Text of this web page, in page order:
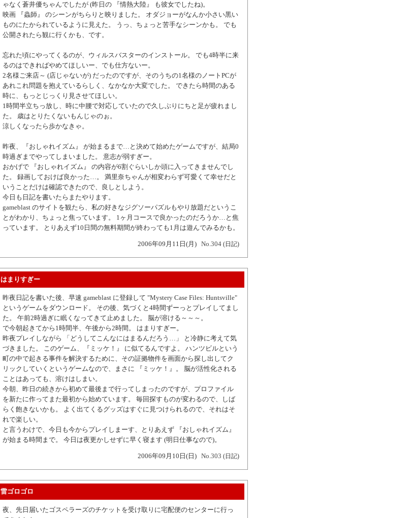
ゃなく蒼井優ちゃんでしたが (昨日の 『情熱大陸』 も彼女でしたね)。
映画 『蟲師』 のシーンがちらりと映りました。 オダジョーがなんか小さい黒い
ものにたかられているように見えた。 うっ、ちょっと苦手なシーンかも。 でも
公開されたら観に行くかも、です。
忘れた頃にやってくるのが、ウィルスバスターのインストール。 でも4時半に来
るのはできればやめてほしいー、でも仕方ないー。
2名様ご来店～ (店じゃないが) だったのですが、そのうちの1名様のノートPCが
あれこれ問題を抱えているらしく、なかなか大変でした。 できたら時間のある
時に、もっとじっくり見させてほしい。
1時間半立ちっ放し、時に中腰で対応していたので久しぶりにちと足が疲れまし
た。 歳はとりたくないもんじゃのぉ。
涼しくなったら歩かなきゃ。
昨夜、『おしゃれイズム』 が始まるまで…と決めて始めたゲームですが、結局0
時過ぎまでやってしまいました。 意志が弱すぎー。
おかげで 『おしゃれイズム』 の内容が6割ぐらいしか頭に入ってきませんでし
た。 録画しておけば良かった…。 満里奈ちゃんが相変わらず可愛くて幸せだと
いうことだけは確認できたので、良しとしよう。
今日も日記を書いたらまたやります。
gameblast のサイトを観たら、私の好きなジグソーパズルもやり放題だというこ
とがわかり、ちょっと焦っています。 1ヶ月コースで良かったのだろうか…と焦
っています。 とりあえず10日間の無料期間が終わっても1月は遊んでみるかも。
2006年09月11日(月) No.304 (日記)
はまりすぎー
昨夜日記を書いた後、早速 gameblast に登録して "Mystery Case Files: Huntsville"
というゲームをダウンロード。 その後、気づくと4時間ずーっとプレイしてまし
た。 午前2時過ぎに眠くなってきて止めました。 脳が溶ける～～～。
で今朝起きてから1時間半、午後から2時間。 はまりすぎー。
昨夜プレイしながら 「どうしてこんなにはまるんだろう…」 と冷静に考えて気
づきました。 このゲーム、『ミッケ！』 に似てるんですよ。 ハンツビルという
町の中で起きる事件を解決するために、その証拠物件を画面から探し出してク
リックしていくというゲームなので、まさに 『ミッケ！』。 脳が活性化される
ことはあっても、溶けはしまい。
今朝、昨日の続きから初めて最後まで行ってしまったのですが、プロファイル
を新たに作ってまた最初から始めています。 毎回探すものが変わるので、しば
らく飽きないかも。 よく出てくるグッズはすぐに見つけられるので、それはそ
れで楽しい。
と言うわけで、今日も今からプレイしまーす、とりあえず 『おしゃれイズム』
が始まる時間まで。 今日は夜更かしせずに早く寝ます (明日仕事なので)。
2006年09月10日(日) No.303 (日記)
雷ゴロゴロ
夜、先日届いたゴスペラーズのチケットを受け取りに宅配便のセンターに行っ